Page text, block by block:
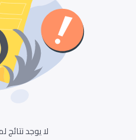
لا يوجد نتائج